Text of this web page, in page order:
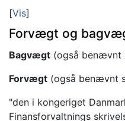
Vis
Forvægt og
Bagvægt (også benævnt
Forvægt (også benævnt
"den i kongeriget
Finansforvaltnings